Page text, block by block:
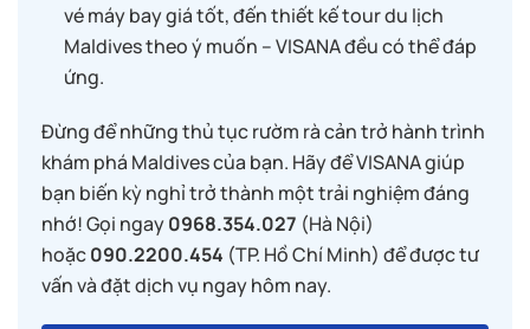
vé máy bay giá tốt, đến thiết kế tour du lịch
Maldives theo ý muốn – VISANA đều có thể đáp
ứng.
Đừng để những thủ tục rườm rà cản trở hành trình
khám phá Maldives của bạn. Hãy để VISANA giúp
bạn biến kỳ nghỉ trở thành một trải nghiệm đáng
nhớ! Gọi ngay0968.354.027 (Hà Nội)
hoặc090.2200.454 (TP. Hồ Chí Minh) để được tư
vấn và đặt dịch vụ ngay hôm nay.